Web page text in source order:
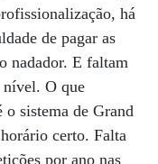
há
de pagar as
nadador. E faltam
nível. O que
o sistema de Grand
certo. Falta
por ano nas